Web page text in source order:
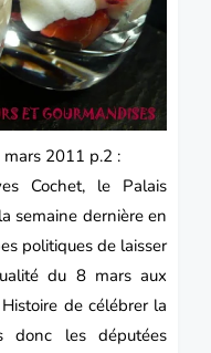
2011 p.2 :
Cochet, le Palais
semaine dernière en
politiques de laisser
du 8 mars aux
de célébrer la
donc les députées